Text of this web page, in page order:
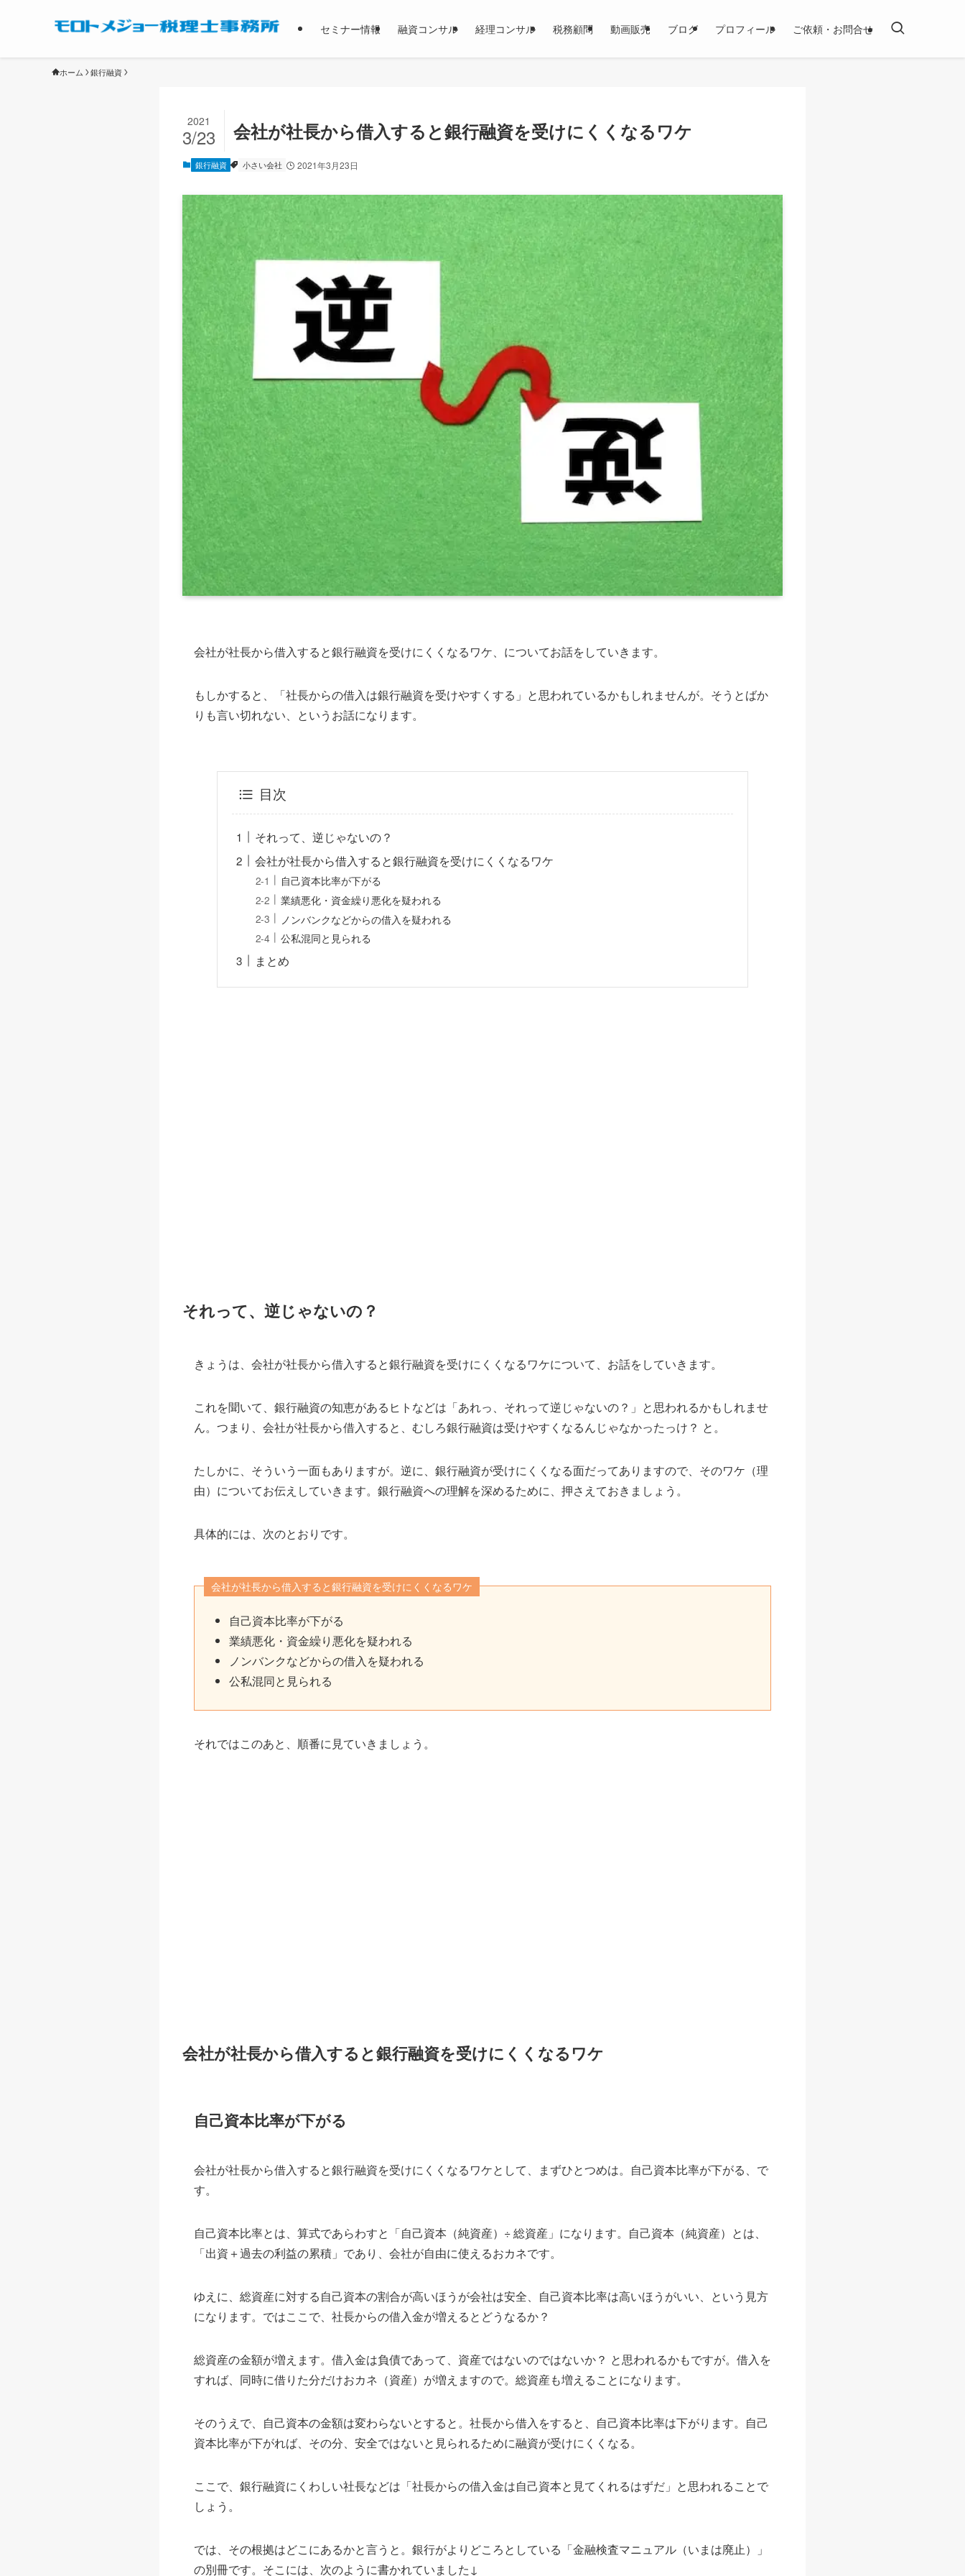
セミナー情報 融資コンサル 経理コンサル 税務顧問 動画販売 ブログ プロフィール ご依頼・お問合せ
ホーム 銀行融資
会社が社長から借入すると銀行融資を受けにくくなるワケ
2021
3/23
銀行融資 小さい会社 2021年3月23日
会社が社長から借入すると銀行融資を受けにくくなるワケ、についてお話をしていきます。
もしかすると、「社長からの借入は銀行融資を受けやすくする」と思われているかもしれませんが。そうとばか
りも言い切れない、というお話になります。
目次
それって、逆じゃないの？
会社が社長から借入すると銀行融資を受けにくくなるワケ
自己資本比率が下がる
業績悪化・資金繰り悪化を疑われる
ノンバンクなどからの借入を疑われる
公私混同と見られる
まとめ
それって、逆じゃないの？
きょうは、会社が社長から借入すると銀行融資を受けにくくなるワケについて、お話をしていきます。
これを聞いて、銀行融資の知恵があるヒトなどは「あれっ、それって逆じゃないの？」と思われるかもしれませ
ん。つまり、会社が社長から借入すると、むしろ銀行融資は受けやすくなるんじゃなかったっけ？ と。
たしかに、そういう一面もありますが。逆に、銀行融資が受けにくくなる面だってありますので、そのワケ（理
由）についてお伝えしていきます。銀行融資への理解を深めるために、押さえておきましょう。
具体的には、次のとおりです。
会社が社長から借入すると銀行融資を受けにくくなるワケ
自己資本比率が下がる
業績悪化・資金繰り悪化を疑われる
ノンバンクなどからの借入を疑われる
公私混同と見られる
それではこのあと、順番に見ていきましょう。
会社が社長から借入すると銀行融資を受けにくくなるワケ
自己資本比率が下がる
会社が社長から借入すると銀行融資を受けにくくなるワケとして、まずひとつめは。自己資本比率が下がる、で
す。
自己資本比率とは、算式であらわすと「自己資本（純資産）÷ 総資産」になります。自己資本（純資産）とは、
「出資＋過去の利益の累積」であり、会社が自由に使えるおカネです。
ゆえに、総資産に対する自己資本の割合が高いほうが会社は安全、自己資本比率は高いほうがいい、という見方
になります。ではここで、社長からの借入金が増えるとどうなるか？
総資産の金額が増えます。借入金は負債であって、資産ではないのではないか？ と思われるかもですが。借入を
すれば、同時に借りた分だけおカネ（資産）が増えますので。総資産も増えることになります。
そのうえで、自己資本の金額は変わらないとすると。社長から借入をすると、自己資本比率は下がります。自己
資本比率が下がれば、その分、安全ではないと見られるために融資が受けにくくなる。
ここで、銀行融資にくわしい社長などは「社長からの借入金は自己資本と見てくれるはずだ」と思われることで
しょう。
では、その根拠はどこにあるかと言うと。銀行がよりどころとしている「金融検査マニュアル（いまは廃止）」
の別冊です。そこには、次のように書かれていました↓